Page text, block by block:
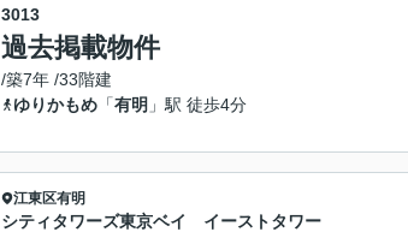
3013
過去掲載物件
/築7年 /33階建
ゆりかもめ 「有明 」駅 徒歩4分
江東区有明
シティタワーズ東京ベイ イーストタワー